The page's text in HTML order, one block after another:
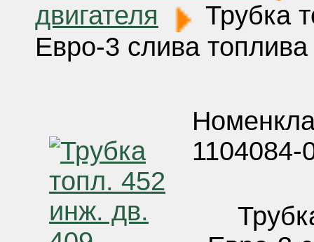
двигателя
Трубка
Евро-3 слива
1104084-